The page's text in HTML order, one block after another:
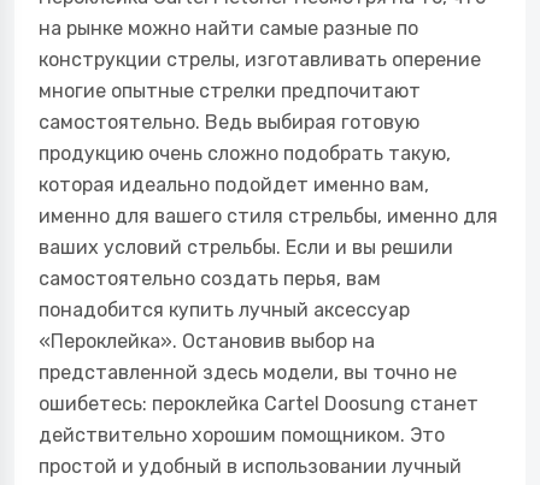
на рынке можно найти самые разные по
конструкции стрелы, изготавливать оперение
многие опытные стрелки предпочитают
самостоятельно. Ведь выбирая готовую
продукцию очень сложно подобрать такую,
которая идеально подойдет именно вам,
именно для вашего стиля стрельбы, именно для
ваших условий стрельбы. Если и вы решили
самостоятельно создать перья, вам
понадобится купить лучный аксессуар
«Пероклейка». Остановив выбор на
представленной здесь модели, вы точно не
ошибетесь: пероклейка Cartel Doosung станет
действительно хорошим помощником. Это
простой и удобный в использовании лучный